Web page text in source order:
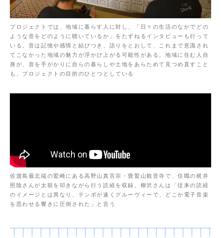
プロジェクトでは、地域に暮らす人に対し、「日々の生活のなかでどの
ような音をどのように聴いているか」をたずねるインタビューも行って
いる。音は記憶や感情と結びつき、語りをとおして、これまで意識され
てこなかった地域の魅力が浮かび上がる可能性がある。地域に住む人自
身が、音を手がかりに自らの暮らしや土地をあらためて見つめ直すこと
も、プロジェクトの目的のひとつとしている
佐渡島最北端の鷲崎にある高野山真言宗・寶鷲山観音寺で、住職の梶井
照陰さんが太鼓を叩きながら行う読経を収録。柳沢さんは「従来の読経
のイメージとは異なり、テンポが速くグルーヴィーで、どこか電子音楽
を思わせる響きに圧倒された」と言う